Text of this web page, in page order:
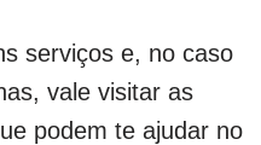
serviços e, no caso
vale visitar as
podem te ajudar no